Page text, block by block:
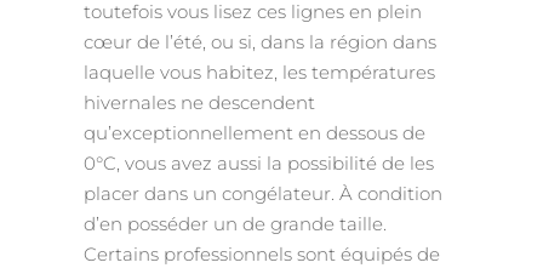
toutefois vous lisez ces lignes en plein
cœur de l’été, ou si, dans la région dans
laquelle vous habitez, les températures
hivernales ne descendent
qu’exceptionnellement en dessous de
0°C, vous avez aussi la possibilité de les
placer dans un congélateur. À condition
d’en posséder un de grande taille.
Certains professionnels sont équipés de